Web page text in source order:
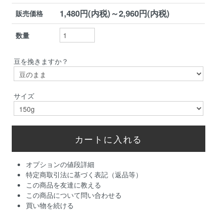
販売価格
1,480円(内税)～2,960円(内税)
数量
豆を挽きますか？
サイズ
オプションの値段詳細
特定商取引法に基づく表記（返品等）
この商品を友達に教える
この商品について問い合わせる
買い物を続ける